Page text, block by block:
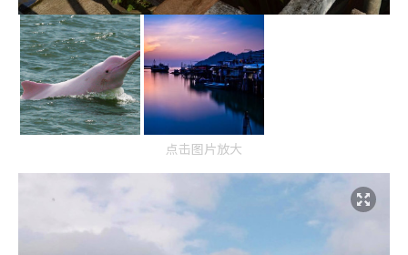
点击图片放大